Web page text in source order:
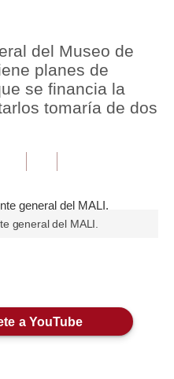
del Museo de
planes de
se financia la
tomaría de dos
general del MALI.
a YouTube